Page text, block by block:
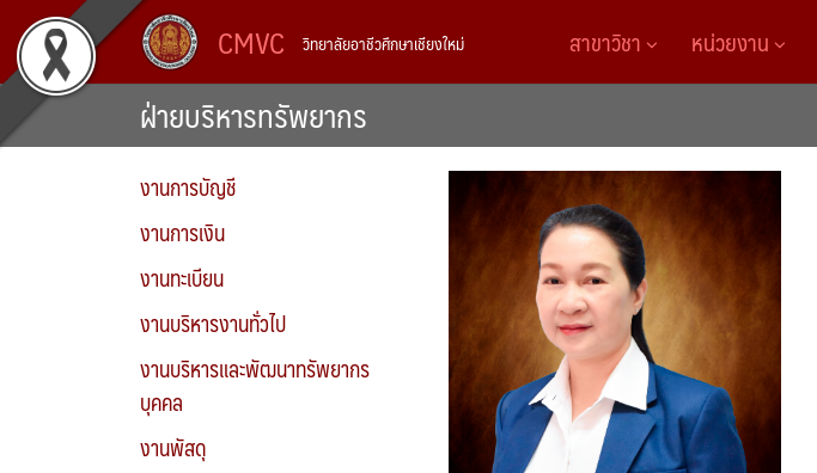
content
CMVC วิทยาลัยอาชีวศึกษาเชียงใหม่ สาขาวิชา หน่วยงาน
ฝ่ายบริหารทรัพยากร
งานการบัญชี
งานการเงิน
งานทะเบียน
งานบริหารงานทั่วไป
งานบริหารและพัฒนาทรัพยากร
บุคคล
งานพัสดุ